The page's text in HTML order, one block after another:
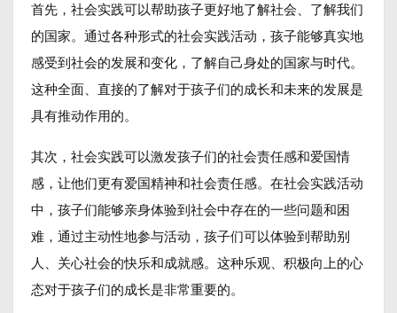
首先，社会实践可以帮助孩子更好地了解社会、了解我们
的国家。通过各种形式的社会实践活动，孩子能够真实地
感受到社会的发展和变化，了解自己身处的国家与时代。
这种全面、直接的了解对于孩子们的成长和未来的发展是
具有推动作用的。
其次，社会实践可以激发孩子们的社会责任感和爱国情
感，让他们更有爱国精神和社会责任感。在社会实践活动
中，孩子们能够亲身体验到社会中存在的一些问题和困
难，通过主动性地参与活动，孩子们可以体验到帮助别
人、关心社会的快乐和成就感。这种乐观、积极向上的心
态对于孩子们的成长是非常重要的。